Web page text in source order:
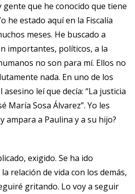
gente que he conocido que tiene
he estado aquí en la Fiscalía
meses. He buscado a
importantes, políticos, a la
no son para mí. Ellos no
nada. En uno de los
leí que decía: “La justicia
María Sosa Álvarez”. Yo les
ampara a Paulina y a su hijo?
exigido. Se ha ido
relación de vida con los demás,
gritando. Lo voy a seguir